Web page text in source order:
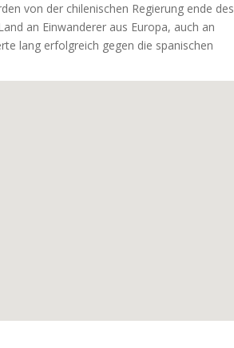
von der chilenischen Regierung ende des
an Einwanderer aus Europa, auch an
lang erfolgreich gegen die spanischen